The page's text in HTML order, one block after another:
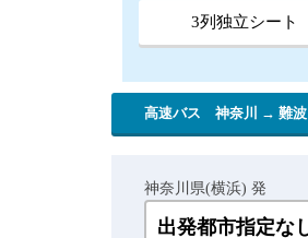
3列独立シート
高速バス 神奈川 → 難波
神奈川県(横浜) 発